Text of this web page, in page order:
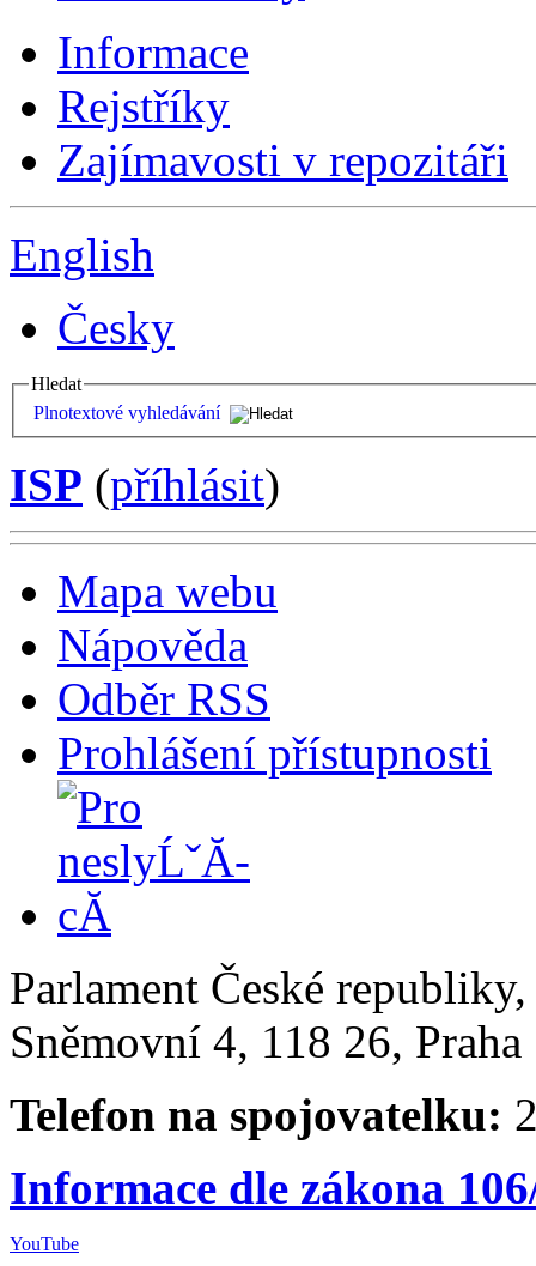
Informace
Rejstříky
Zajímavosti v repozitáři
English
Česky
Hledat
Plnotextové vyhledávání
ISP (příhlásit)
Mapa webu
Nápověda
Odběr RSS
Prohlášení přístupnosti
Parlament České
Sněmovní 4, 118 26,
Telefon na spojovatelku:
Informace dle zákona
YouTube